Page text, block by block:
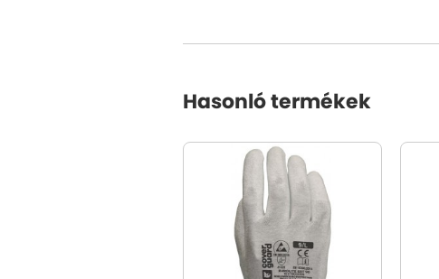
Hasonló termékek